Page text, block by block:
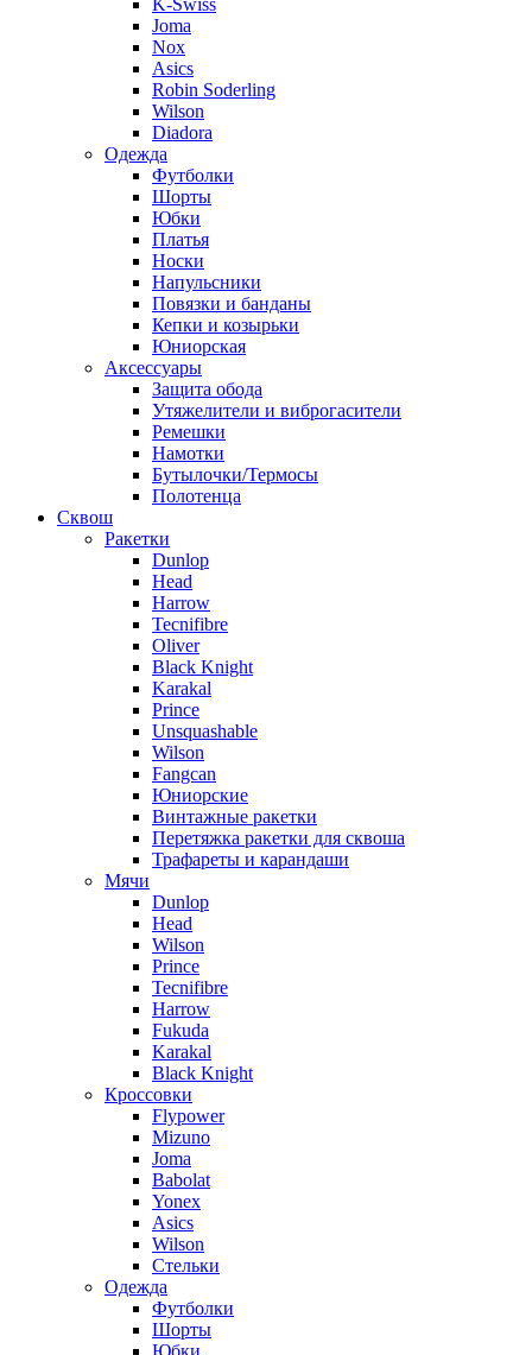
K-Swiss
Joma
Nox
Asics
Robin Soderling
Wilson
Diadora
Одежда
Футболки
Шорты
Юбки
Платья
Носки
Напульсники
Повязки и банданы
Кепки и козырьки
Юниорская
Аксессуары
Защита обода
Утяжелители и виброгасители
Ремешки
Намотки
Бутылочки/Термосы
Полотенца
Сквош
Ракетки
Dunlop
Head
Harrow
Tecnifibre
Oliver
Black Knight
Karakal
Prince
Unsquashable
Wilson
Fangcan
Юниорские
Винтажные ракетки
Перетяжка ракетки для сквоша
Трафареты и карандаши
Мячи
Dunlop
Head
Wilson
Prince
Tecnifibre
Harrow
Fukuda
Karakal
Black Knight
Кроссовки
Flypower
Mizuno
Joma
Babolat
Yonex
Asics
Wilson
Стельки
Одежда
Футболки
Шорты
Юбки